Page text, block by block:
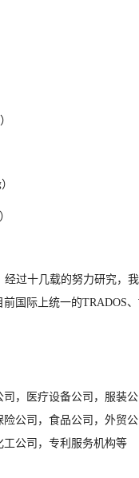
）
）
）
经过十几载的努力研究，
国际上统一的TRADOS、
司，医疗设备公司，服装
公司，食品公司，外贸
工公司，专利服务机构等